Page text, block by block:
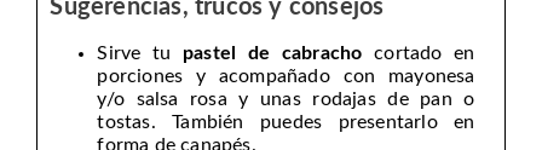
Sugerencias, trucos y consejos
Sirve tu pastel de cabracho cortado en
porciones y acompañado con mayonesa
y/o salsa rosa y unas rodajas de pan o
tostas. También puedes presentarlo en
forma de canapés.